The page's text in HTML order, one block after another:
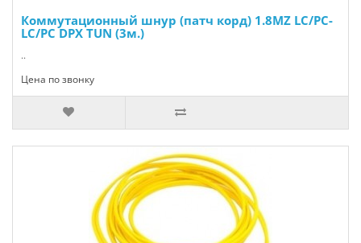
Коммутационный шнур (патч корд) 1.8MZ LC/PC-
LC/PC DPX TUN (3м.)
..
Цена по звонку